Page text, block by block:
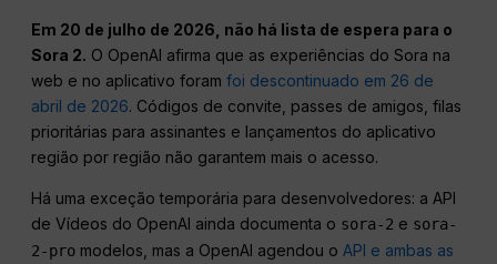
Em 20 de julho de 2026, não há lista de espera para o
Sora 2. O OpenAI afirma que as experiências do Sora na
web e no aplicativo foramfoi descontinuado em 26 de
abril de 2026. Códigos de convite, passes de amigos, filas
prioritárias para assinantes e lançamentos do aplicativo
região por região não garantem mais o acesso.
Há uma exceção temporária para desenvolvedores: a API
de Vídeos do OpenAI ainda documenta o sora-2 e sora-
2-pro modelos, mas a OpenAI agendou oAPI e ambas as